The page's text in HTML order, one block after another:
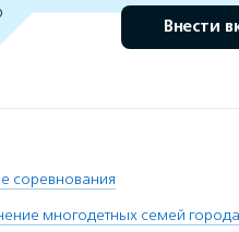
Внести
соревнования
многодетных семей